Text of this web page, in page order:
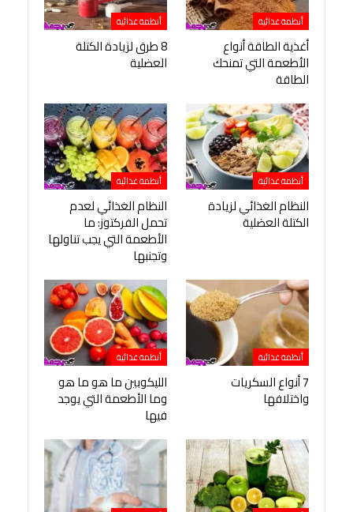
أنظمة غذائية
أغذية الطاقة أنواع
الأطعمة التي تمنحك
الطاقة
أنظمة غذائية
8 طرق لزيادة الكتلة
العضلية
أنظمة غذائية
النظام الغذائي لزيادة
الكتلة العضلية
أنظمة غذائية
النظام الغذائي لعدم
تحمل الفركتوز: ما
الأطعمة التي يجب تناولها
وتجنبها
أنظمة غذائية
7 أنواع السكريات
واختلافها
أنظمة غذائية
الليكوبين ما هو ما هو
وما الأطعمة التي يوجد
فيها